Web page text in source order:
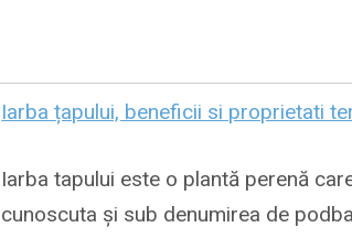
Iarba țapului, beneficii si proprietati
Iarba tapului este o plantă perenă
cunoscuta și sub denumirea de